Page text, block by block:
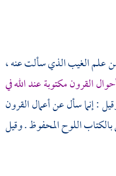
من علم الغيب الذي سألت عنه ،
القرون مكتوبة عند الله في
: إنما سأل عن أعمال القرون
بالكتاب اللوح المحفوظ . وقيل